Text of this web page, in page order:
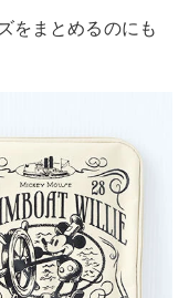
をまとめるのにも